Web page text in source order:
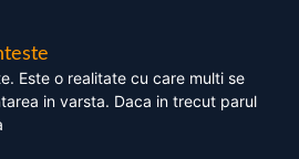
Este o realitate cu care multi se
in varsta. Daca in trecut parul